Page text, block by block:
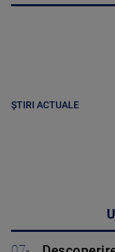
ȘTIRI ACTUALE